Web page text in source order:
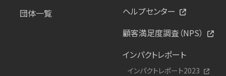
団体一覧
ヘルプセンター
顧客満足度調査（NPS）
インパクトレポート
インパクトレポート2023